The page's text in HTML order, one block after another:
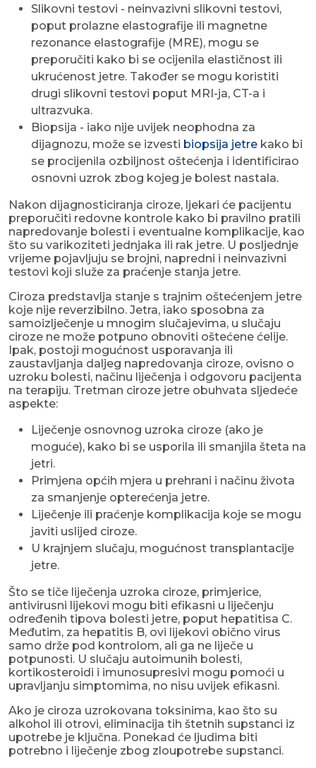
Slikovni testovi - neinvazivni slikovni testovi,
poput prolazne elastografije ili magnetne
rezonance elastografije (MRE), mogu se
preporučiti kako bi se ocijenila elastičnost ili
ukrućenost jetre. Također se mogu koristiti
drugi slikovni testovi poput MRI-ja, CT-a i
ultrazvuka.
Biopsija - iako nije uvijek neophodna za
dijagnozu, može se izvesti biopsija jetre kako bi
se procijenila ozbiljnost oštećenja i identificirao
osnovni uzrok zbog kojeg je bolest nastala.
Nakon dijagnosticiranja ciroze, ljekari će pacijentu
preporučiti redovne kontrole kako bi pravilno pratili
napredovanje bolesti i eventualne komplikacije, kao
što su varikoziteti jednjaka ili rak jetre. U posljednje
vrijeme pojavljuju se brojni, napredni i neinvazivni
testovi koji služe za praćenje stanja jetre.
Ciroza predstavlja stanje s trajnim oštećenjem jetre
koje nije reverzibilno. Jetra, iako sposobna za
samoizlječenje u mnogim slučajevima, u slučaju
ciroze ne može potpuno obnoviti oštećene ćelije.
Ipak, postoji mogućnost usporavanja ili
zaustavljanja daljeg napredovanja ciroze, ovisno o
uzroku bolesti, načinu liječenja i odgovoru pacijenta
na terapiju. Tretman ciroze jetre obuhvata sljedeće
aspekte:
Liječenje osnovnog uzroka ciroze (ako je
moguće), kako bi se usporila ili smanjila šteta na
jetri.
Primjena općih mjera u prehrani i načinu života
za smanjenje opterećenja jetre.
Liječenje ili praćenje komplikacija koje se mogu
javiti uslijed ciroze.
U krajnjem slučaju, mogućnost transplantacije
jetre.
Što se tiče liječenja uzroka ciroze, primjerice,
antivirusni lijekovi mogu biti efikasni u liječenju
određenih tipova bolesti jetre, poput hepatitisa C.
Međutim, za hepatitis B, ovi lijekovi obično virus
samo drže pod kontrolom, ali ga ne liječe u
potpunosti. U slučaju autoimunih bolesti,
kortikosteroidi i imunosupresivi mogu pomoći u
upravljanju simptomima, no nisu uvijek efikasni.
Ako je ciroza uzrokovana toksinima, kao što su
alkohol ili otrovi, eliminacija tih štetnih supstanci iz
upotrebe je ključna. Ponekad će ljudima biti
potrebno i liječenje zbog zloupotrebe supstanci.